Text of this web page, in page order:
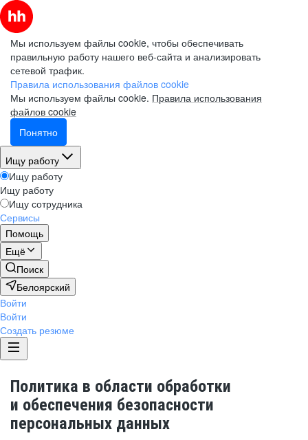
Мы используем файлы cookie, чтобы обеспечивать
правильную работу нашего веб-сайта и анализировать
сетевой трафик.
Правила использования файлов cookie
Мы используем файлы cookie. Правила использования
файлов cookie
Понятно
Ищу работу
Ищу работу
Ищу работу
Ищу сотрудника
Сервисы
Помощь
Ещё
Поиск
Белоярский
Войти
Войти
Создать резюме
Политика в области обработки
и обеспечения безопасности
персональных данных